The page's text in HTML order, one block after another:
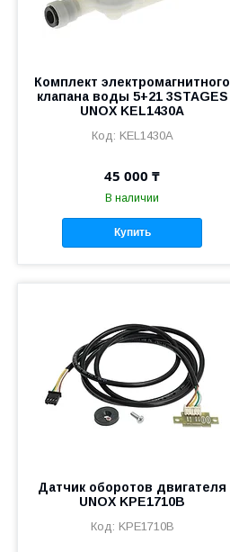
Комплект электромагнитного
клапана воды 5+21 3STAGES
UNOX KEL1430A
KEL1430A
45 000 ₸
В наличии
Купить
Датчик оборотов двигателя
UNOX KPE1710B
KPE1710B